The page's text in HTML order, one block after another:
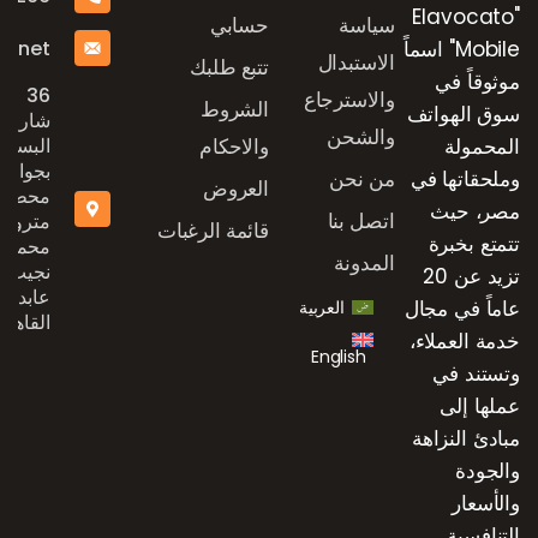
"Elavocato
Mobile" اسماً
موثوقاً في
سوق الهواتف
المحمولة
وملحقاتها في
مصر، حيث
تتمتع بخبرة
تزيد عن 20
عاماً في مجال
خدمة العملاء،
وتستند في
عملها إلى
مبادئ النزاهة
والجودة
والأسعار
سياسة
الاستبدال
والاسترجاع
والشحن
من نحن
اتصل بنا
المدونة
العربية
English
حسابي
تتبع طلبك
الشروط
والاحكام
العروض
قائمة الرغبات
36
شارع
بجوار
محطة
مترو
محمد
نجيب،